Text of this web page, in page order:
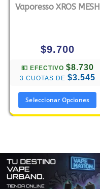
Vaporesso XROS MESH
$9.700
💵 EFECTIVO $8.730
3 CUOTAS DE $3.545
Seleccionar Opciones